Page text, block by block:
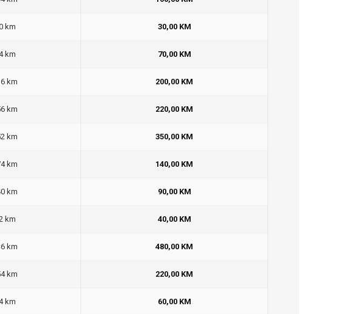
km 30,00 KM
km 70,00 KM
km 200,00 KM
km 220,00 KM
km 350,00 KM
km 140,00 KM
km 90,00 KM
km 40,00 KM
km 480,00 KM
km 220,00 KM
km 60,00 KM